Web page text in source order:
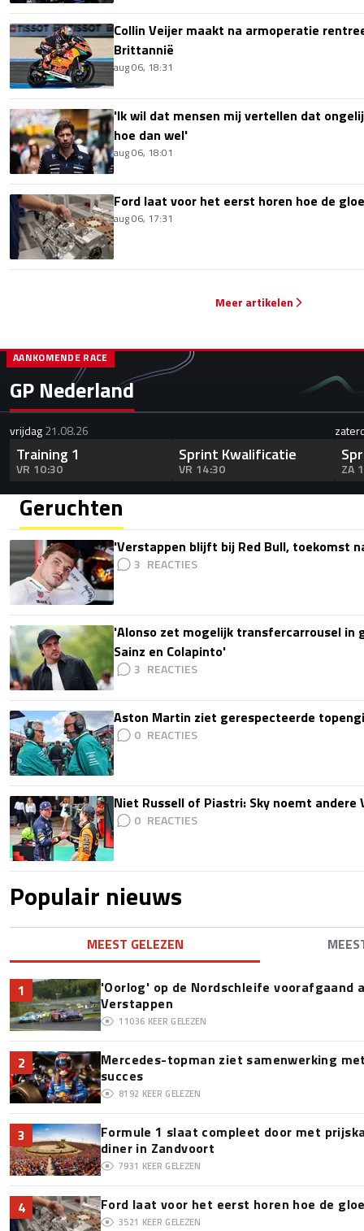
Collin Veijer maakt na armoperatie
Brittannië
aug 06, 18:31
'Ik wil dat mensen mij vertellen dat
hoe dan wel'
aug 06, 18:01
Ford laat voor het eerst horen hoe de
aug 06, 17:31
Meer artikelen
GP Nederland
AANKOMENDE RACE
vrijdag21.08.26
Training 1
VR 10:30
Sprint Kwalificatie
VR 14:30 ZA
Geruchten
'Verstappen blijft bij Red Bull, toekomst
3
'Alonso zet mogelijk transfercarrousel in
Sainz en Colapinto'
3
Aston Martin ziet gerespecteerde
0
Niet Russell of Piastri: Sky noemt
0
Populair nieuws
MEEST GELEZEN
1
'Oorlog' op de Nordschleife voorafgaand
Verstappen
11036 KEER GELEZEN
2
Mercedes-topman ziet samenwerking
succes
8192 KEER GELEZEN
3
Formule 1 slaat compleet door met
diner in Zandvoort
7931 KEER GELEZEN
4 Ford laat voor het eerst horen hoe de
3521 KEER GELEZEN